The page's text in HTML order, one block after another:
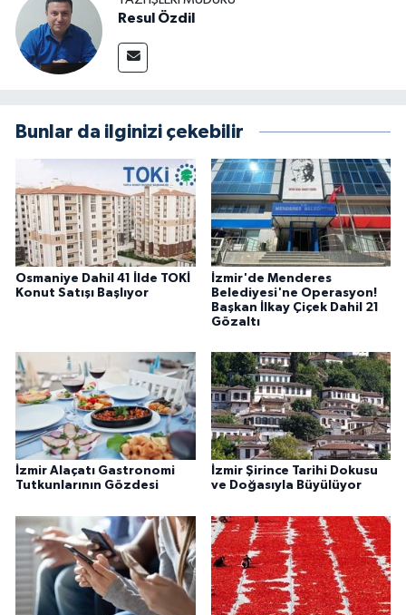
Resul Özdil
Bunlar da ilginizi çekebilir
Osmaniye Dahil 41 İlde TOKİ
Konut Satışı Başlıyor
İzmir'de Menderes
Belediyesi'ne Operasyon!
Başkan İlkay Çiçek Dahil 21
Gözaltı
İzmir Alaçatı Gastronomi
Tutkunlarının Gözdesi
İzmir Şirince Tarihi Dokusu
ve Doğasıyla Büyülüyor